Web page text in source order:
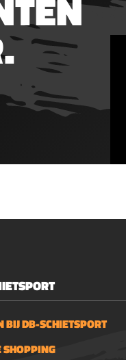
BIJ DB-SCHIETSPORT
SHOPPING